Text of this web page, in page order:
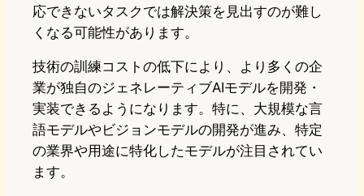
応できないタスクでは解決策を見出すのが難し
くなる可能性があります。
技術の訓練コストの低下により、より多くの企
業が独自のジェネレーティブAIモデルを開発・
実装できるようになります。特に、大規模な言
語モデルやビジョンモデルの開発が進み、特定
の業界や用途に特化したモデルが注目されてい
ます。